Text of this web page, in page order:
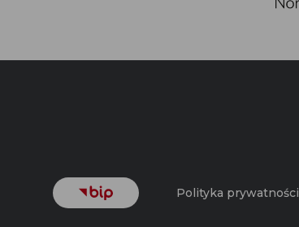
Polityka prywatności